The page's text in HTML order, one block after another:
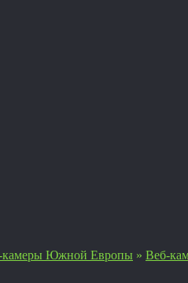
камеры Южной Европы » Веб-